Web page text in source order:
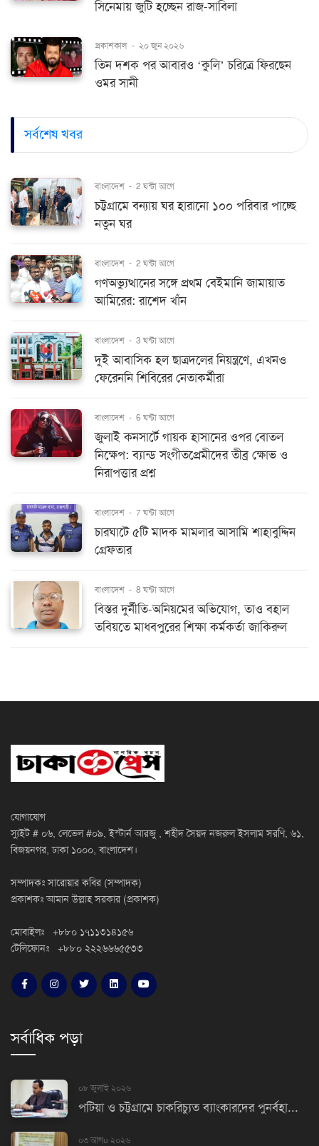
সিনেমায় জুটি হচ্ছেন রাজ-সাবিলা
প্রকাশকাল - ২০ জুন ২০২৬
তিন দশক পর আবারও ‘কুলি’ চরিত্রে ফিরছেন
ওমর সানী
সর্বশেষ খবর
বাংলাদেশ - 2 ঘন্টা আগে
চট্টগ্রামে বন্যায় ঘর হারানো ১০০ পরিবার পাচ্ছে
নতুন ঘর
বাংলাদেশ - 2 ঘন্টা আগে
গণঅভ্যুত্থানের সঙ্গে প্রথম বেইমানি জামায়াত
আমিরের: রাশেদ খাঁন
বাংলাদেশ - 3 ঘন্টা আগে
দুই আবাসিক হল ছাত্রদলের নিয়ন্ত্রণে, এখনও
ফেরেননি শিবিরের নেতাকর্মীরা
বাংলাদেশ - 6 ঘন্টা আগে
জুলাই কনসার্টে গায়ক হাসানের ওপর বোতল
নিক্ষেপ: ব্যান্ড সংগীতপ্রেমীদের তীব্র ক্ষোভ ও
নিরাপত্তার প্রশ্ন
বাংলাদেশ - 7 ঘন্টা আগে
চারঘাটে ৫টি মাদক মামলার আসামি শাহাবুদ্দিন
গ্রেফতার
বাংলাদেশ - 8 ঘন্টা আগে
বিস্তর দুর্নীতি-অনিয়মের অভিযোগ, তাও বহাল
তবিয়তে মাধবপুরের শিক্ষা কর্মকর্তা জাকিরুল
যোগাযোগ
স্যুইট # ০৬, লেভেল #০৯, ইস্টার্ন আরজু , শহীদ সৈয়দ নজরুল ইসলাম সরণি, ৬১,
বিজয়নগর, ঢাকা ১০০০, বাংলাদেশ।
সম্পাদকঃ সারোয়ার কবির (সম্পাদক)
প্রকাশকঃ আমান উল্লাহ সরকার (প্রকাশক)
মোবাইলঃ +৮৮০ ১৭১১৩১৪১৫৬
টেলিফোনঃ +৮৮০ ২২২৬৬৬৫৫৩৩
সর্বাধিক পড়া
০৮ জুলাই ২০২৬
পটিয়া ও চট্টগ্রামে চাকরিচ্যুত ব্যাংকারদের পুনর্বহা...
০৩ আগu ২০২৬